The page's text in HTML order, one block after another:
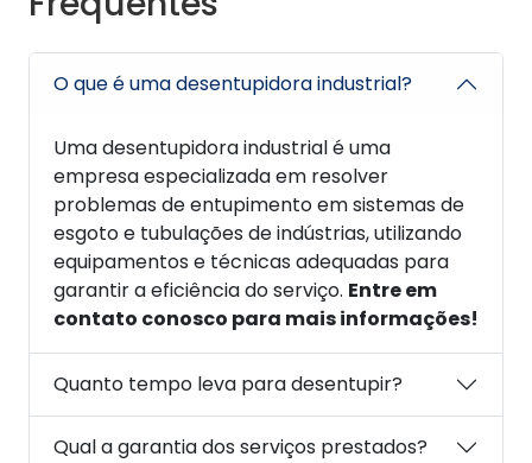
O que é uma desentupidora industrial?
Uma desentupidora industrial é uma
empresa especializada em resolver
problemas de entupimento em sistemas de
esgoto e tubulações de indústrias, utilizando
equipamentos e técnicas adequadas para
garantir a eficiência do serviço. Entre em
contato conosco para mais informações!
Quanto tempo leva para desentupir?
Qual a garantia dos serviços prestados?